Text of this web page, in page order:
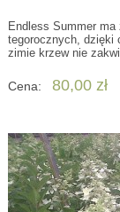
Endless Summer ma
tegorocznych, dzięki
zimie krzew nie
Cena: 80,00 zł